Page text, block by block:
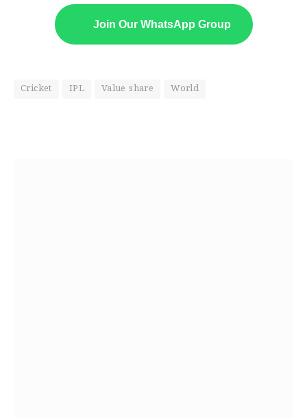
Join Our WhatsApp Group
Cricket IPL Value share World